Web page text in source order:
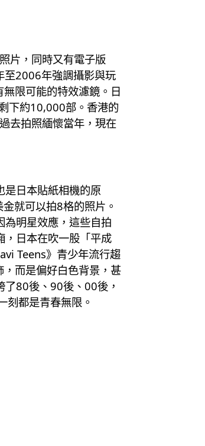
片，同時又有電子版
2006年強調攝影與玩
限可能的特效濾鏡。日
下約10,000部。香港的
去拍照緬懷當年，現在
日本貼紙相機的原
就可以拍8格的照片。
明星效應，這些自拍
，日本在吹一股「平成
Teens》青少年流行趨
而是偏好白色背景，甚
80後、90後、00後，
刻都是青春無限。